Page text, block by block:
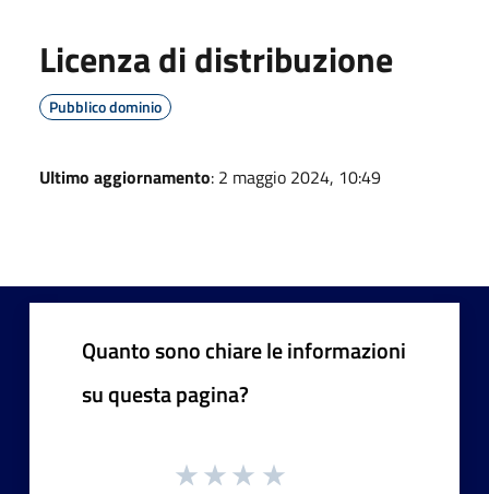
Licenza di distribuzione
Pubblico dominio
Ultimo aggiornamento: 2 maggio 2024, 10:49
Quanto sono chiare le informazioni
su questa pagina?